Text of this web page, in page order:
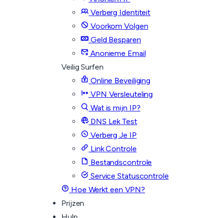
Verberg Identiteit
Voorkom Volgen
Geld Besparen
Anonieme Email
Veilig Surfen
Online Beveiliging
VPN Versleuteling
Wat is mijn IP?
DNS Lek Test
Verberg Je IP
Link Controle
Bestandscontrole
Service Statuscontrole
Hoe Werkt een VPN?
Prijzen